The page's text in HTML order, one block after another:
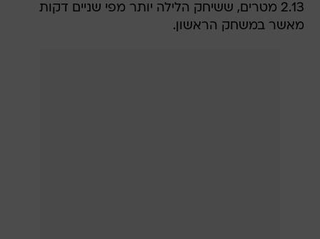
2.13 מטרים, ששיחק הלילה יותר מפי שניים דקות
מאשר במשחק הראשון.